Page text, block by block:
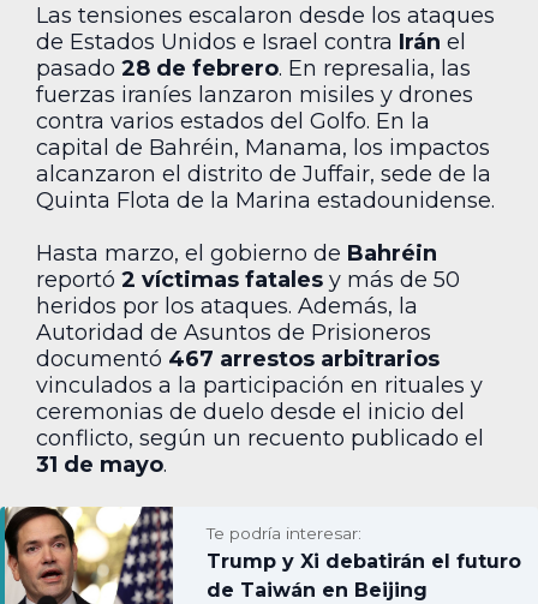
Las tensiones escalaron desde los ataques
de Estados Unidos e Israel contra Irán el
pasado 28 de febrero. En represalia, las
fuerzas iraníes lanzaron misiles y drones
contra varios estados del Golfo. En la
capital de Bahréin, Manama, los impactos
alcanzaron el distrito de Juffair, sede de la
Quinta Flota de la Marina estadounidense.
Hasta marzo, el gobierno de Bahréin
reportó 2 víctimas fatales y más de 50
heridos por los ataques. Además, la
Autoridad de Asuntos de Prisioneros
documentó 467 arrestos arbitrarios
vinculados a la participación en rituales y
ceremonias de duelo desde el inicio del
conflicto, según un recuento publicado el
31 de mayo.
Te podría interesar:
Trump y Xi debatirán el futuro
de Taiwán en Beijing